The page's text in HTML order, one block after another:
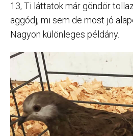
13, Ti láttatok már göndör
aggódj, mi sem de most jó
Nagyon különleges példány.